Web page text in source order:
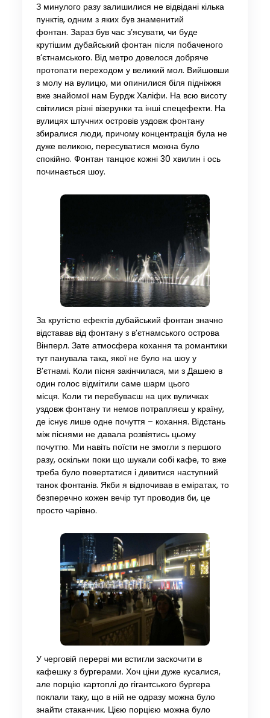
З минулого разу залишилися не відвідані кілька
пунктів, одним з яких був знаменитий
фонтан. Зараз був час з’ясувати, чи буде
крутішим дубайський фонтан після побаченого
в’єтнамського. Від метро довелося добряче
протопати переходом у великий мол. Вийшовши
з молу на вулицю, ми опинилися біля підніжжя
вже знайомої нам Бурдж Халіфи. На всю висоту
світилися різні візерунки та інші спецефекти. На
вулицях штучних островів уздовж фонтану
збиралися люди, причому концентрація була не
дуже великою, пересуватися можна було
спокійно. Фонтан танцює кожні 30 хвилин і ось
починається шоу.
За крутістю ефектів дубайський фонтан значно
відставав від фонтану з в’єтнамського острова
Вінперл. Зате атмосфера кохання та романтики
тут панувала така, якої не було на шоу у
В’єтнамі. Коли пісня закінчилася, ми з Дашею в
один голос відмітили саме шарм цього
місця. Коли ти перебуваєш на цих вуличках
уздовж фонтану ти немов потрапляєш у країну,
де існує лише одне почуття – кохання. Відстань
між піснями не давала розвіятись цьому
почуттю. Ми навіть поїсти не змогли з першого
разу, оскільки поки що шукали собі кафе, то вже
треба було повертатися і дивитися наступний
танок фонтанів. Якби я відпочивав в еміратах, то
безперечно кожен вечір тут проводив би, це
просто чарівно.
У черговій перерві ми встигли заскочити в
кафешку з бургерами. Хоч ціни дуже кусалися,
але порцію картоплі до гігантського бургера
поклали таку, що в ній не одразу можна було
знайти стаканчик. Цією порцією можна було